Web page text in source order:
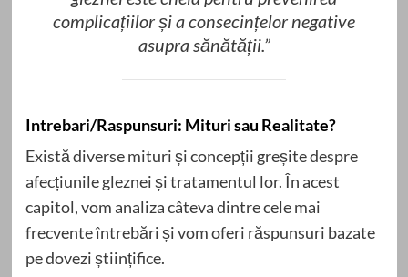
complicațiilor și a consecințelor negative
asupra sănătății.”
Intrebari/Raspunsuri: Mituri sau Realitate?
Există diverse mituri și concepții greșite despre
afecțiunile gleznei și tratamentul lor. În acest
capitol, vom analiza câteva dintre cele mai
frecvente întrebări și vom oferi răspunsuri bazate
pe dovezi științifice.